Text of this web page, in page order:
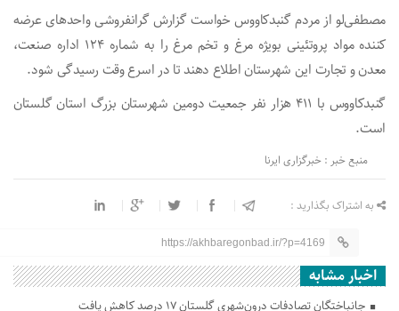
مصطفی‌لو از مردم گنبدکاووس خواست گزارش گرانفروشی واحدهای عرضه
کننده مواد پروتئینی بویژه مرغ و تخم مرغ را به شماره ۱۲۴ اداره صنعت،
معدن و تجارت این شهرستان اطلاع دهند تا در اسرع وقت رسیدگی شود.
گنبدکاووس با ۴۱۱ هزار نفر جمعیت دومین شهرستان بزرگ استان گلستان
است.
منبع خبر : خبرگزاری ایرنا
به اشتراک بگذارید :
https://akhbaregonbad.ir/?p=4169
اخبار مشابه
جانباختگان تصادفات درون‌شهری گلستان ۱۷ درصد کاهش یافت